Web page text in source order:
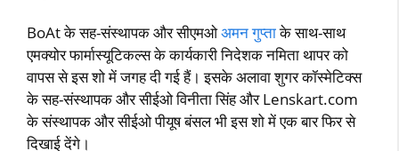
BoAt के सह-संस्‍थापक और सीएमओअमन गुप्‍ताके साथ-साथ
एमक्‍योर फार्मास्‍यूटिकल्‍स के कार्यकारी निदेशक नमिता थापर को
वापस से इस शो में जगह दी गई हैं। इसके अलावा शुगर कॉस्‍मेटिक्‍स
के सह-संस्‍थापक और सीईओ विनीता सिंह और Lenskart.com
के संस्‍थापक और सीईओ पीयूष बंसल भी इस शो में एक बार फिर से
दिखाई देंगे।